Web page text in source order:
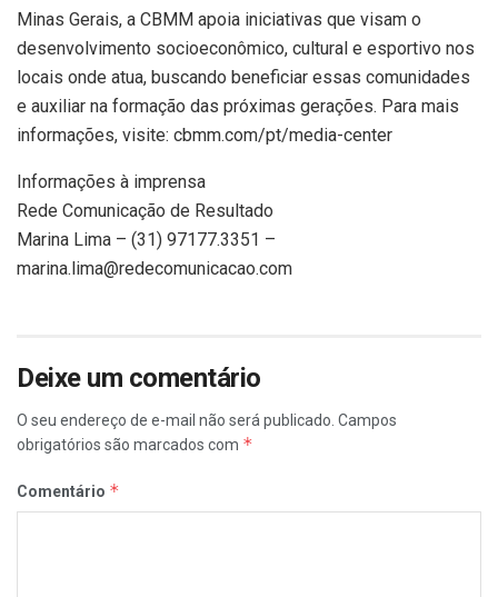
Minas Gerais, a CBMM apoia iniciativas que visam o
desenvolvimento socioeconômico, cultural e esportivo nos
locais onde atua, buscando beneficiar essas comunidades
e auxiliar na formação das próximas gerações. Para mais
informações, visite: cbmm.com/pt/media-center
Informações à imprensa
Rede Comunicação de Resultado
Marina Lima – (31) 97177.3351 –
marina.lima@redecomunicacao.com
Deixe um comentário
O seu endereço de e-mail não será publicado. Campos
obrigatórios são marcados com *
Comentário *